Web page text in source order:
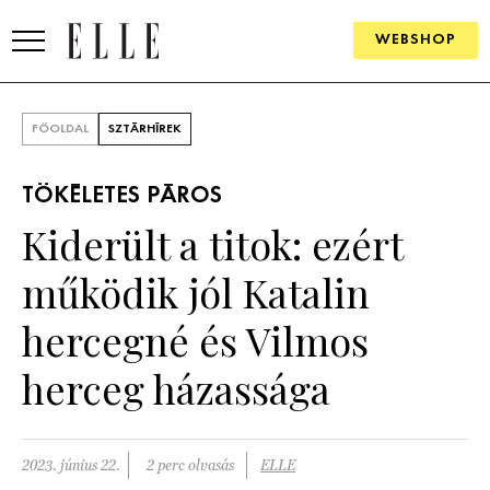
WEBSHOP
SZÉPSÉG
PSZICHÉ
PÁRKAPCSOLAT
FŐOLDAL SZTÁRHÍREK
TÖKÉLETES PÁROS
Kiderült a titok: ezért
működik jól Katalin
hercegné és Vilmos
herceg házassága
2023. június 22. 2 perc olvasás ELLE